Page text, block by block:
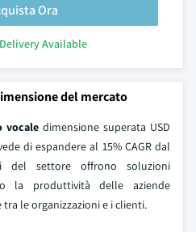
Ora
Available
del mercato
vocale dimensione superata USD
di espandere al 15% CAGR dal
del settore offrono soluzioni
la produttività delle aziende
le organizzazioni e i clienti.